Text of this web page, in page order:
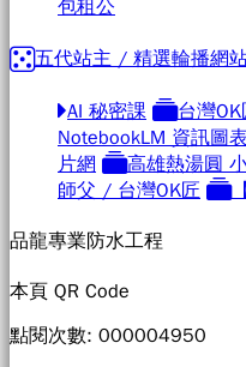
包租公
五代站主 / 精選輪播網
AI 秘密課 台灣
NotebookLM 資訊圖表
片網
高雄熱湯圓
師父 / 台灣OK匠
品龍專業防水工程
本頁 QR Code
點閱次數: 000004950